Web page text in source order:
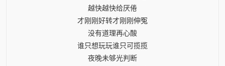
越快越快给厌倦
才刚刚好转才刚刚伸冤
没有道理再心酸
谁只想玩玩谁只可揽揽
夜晚未够光判断